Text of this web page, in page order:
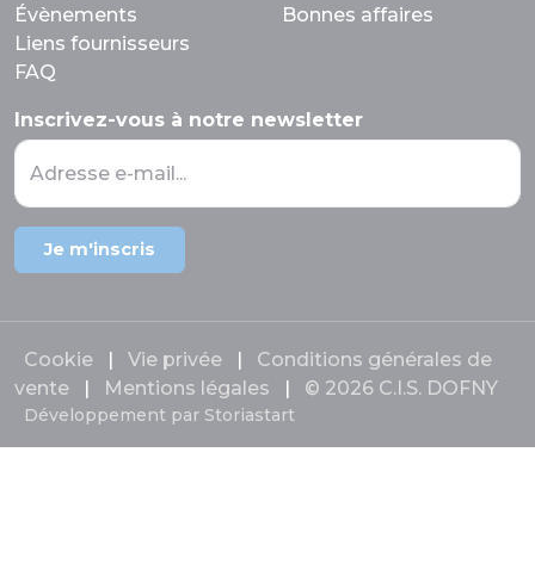
Évènements
Liens fournisseurs
FAQ
Bonnes affaires
Inscrivez-vous à notre newsletter
Adresse e-mail...
Je m'inscris
Cookie | Vie privée |
Conditions générales de
vente
| Mentions légales | © 2026 C.I.S. DOFNY
Développement par Storiastart